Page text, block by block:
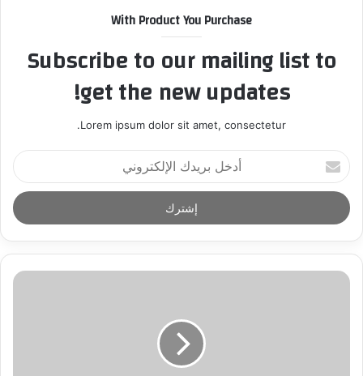
With Product You Purchase
Subscribe to our mailing list to
get the new updates!
Lorem ipsum dolor sit amet, consectetur.
أ
د
خ
ل
ر
د